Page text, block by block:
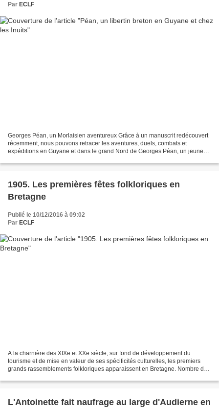
Par ECLF
Georges Péan, un Morlaisien aventureux Grâce à un manuscrit redécouvert
récemment, nous pouvons retracer les aventures, duels, combats et
expéditions en Guyane et dans le grand Nord de Georges Péan, un jeune
1905. Les premières fêtes folkloriques en
Bretagne
Publié le 10/12/2016 à 09:02
Par ECLF
A la charnière des XIXe et XXe siècle, sur fond de développement du
tourisme et de mise en valeur de ses spécificités culturelles, les premiers
grands rassemblements folkloriques apparaissent en Bretagne. Nombre de
L'Antoinette fait naufrage au large d'Audierne en